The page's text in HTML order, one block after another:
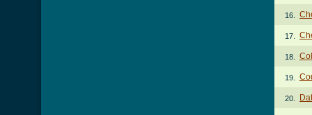
16.
17.
18.
19.
20.